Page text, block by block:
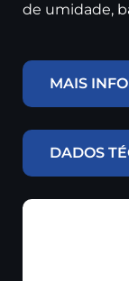
de umidade,
MAIS
DADOS